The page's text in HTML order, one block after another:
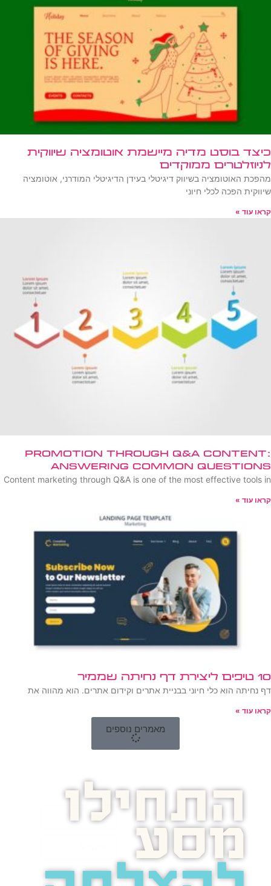
כיצד בוסט מדיה מיישמת אוטומציה שיווקית
לניוזלטרים ממוקדים
מהפכת האוטומציה בשיווק דיגיטלי בעידן הדיגיטלי המודרני, אוטומציה
שיווקית הפכה לכלי חיוני
קראו עוד »
Promotion Through Q&A Content:
Answering Common Questions
Content marketing through Q&A is one of the most effective tools in
קראו עוד »
10 טיפים ליצירת דף נחיתה שממיר
דף נחיתה הוא כלי חיוני בבניית אתרים וקידום אתרים. הוא מהווה את
קראו עוד »
מאמרים נוספים
התחילו
מסע